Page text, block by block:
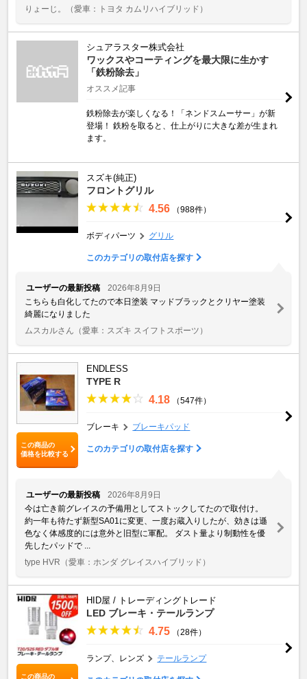
りょーじ。
（愛車：トヨタ カムリハイブリッド）
シュアラスター株式会社
ワックスやコーティングを最大限に生かす
「鉄粉除去」
オススメ記事
鉄粉除去が楽しくなる！「ネンドスムーサー」が新
登場！ 鉄粉を取ると、仕上がりに大きな差が生まれ
ます。
スズキ(純正)
フロントグリル
4.56 （988件）
ボディパーツ グリル
このカテゴリの取付店を探す
ユーザーの最新投稿
2026年8月9日
こちらも白化してたので本日塗装 マッドブラックとクリヤー塗装
綺麗になりました
ムスカルさん （愛車：スズキ スイフトスポーツ）
この商品の
価格を比較する
ENDLESS
TYPE R
4.18 （547件）
ブレーキ ブレーキパッド
このカテゴリの取付店を探す
ユーザーの最新投稿
2026年8月9日
今は亡き前グレイスの予備用としてストックしてたので取付け。
約一年も待たず新型SA01に変更、一度お蔵入りしたが、効きは遜
色なく体感度的には意外と旧型に軍配。 ダスト量より制動性を優
先したパッドで ...
type HVR （愛車：ホンダ グレイスハイブリッド）
この商品の
HID屋 / トレーディングトレード
LED ブレーキ・テールランプ
4.75 （28件）
ランプ、レンズ テールランプ